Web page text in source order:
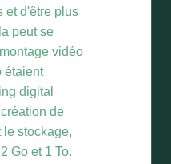
et d'être plus
peut se
vidéo
étaient
digital
de
stockage,
Go et 1 To.